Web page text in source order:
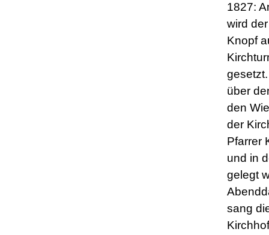
1827:
wird
Knopf
über
den
der
Pfarrer
und in
gelegt
sang